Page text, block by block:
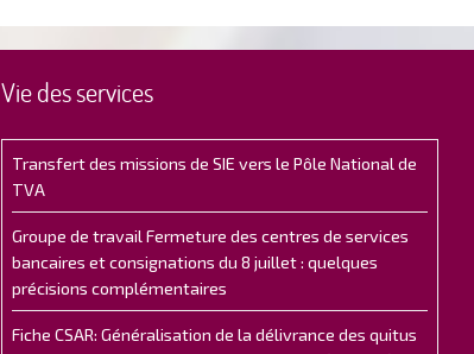
Vie des services
Transfert des missions de SIE vers le Pôle National de
TVA
Groupe de travail Fermeture des centres de services
bancaires et consignations du 8 juillet : quelques
précisions complémentaires
Fiche CSAR: Généralisation de la délivrance des quitus